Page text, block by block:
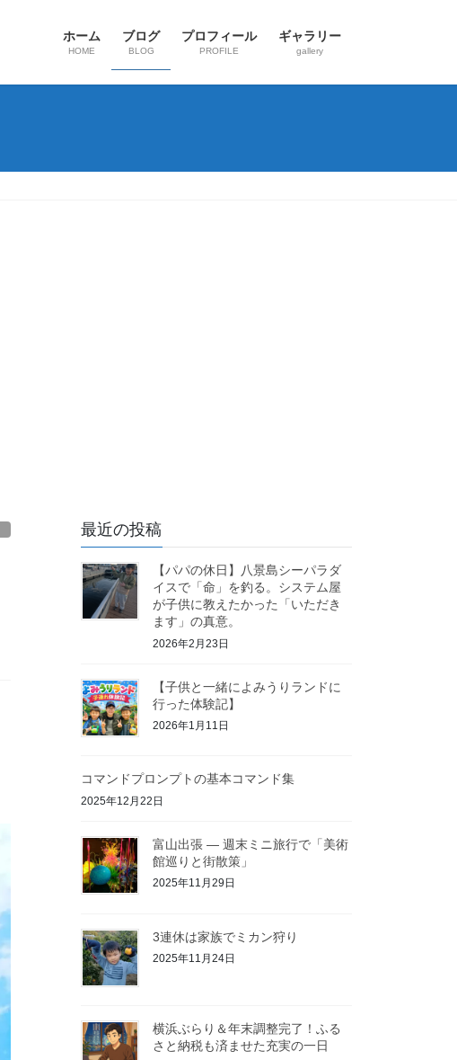
ホーム
HOME
ブログ
BLOG
プロフィール
PROFILE
ギャラリー
gallery
最近の投稿
【パパの休日】八景島シーパラダ
イスで「命」を釣る。システム屋
が子供に教えたかった「いただき
ます」の真意。
2026年2月23日
【子供と一緒によみうりランドに
行った体験記】
2026年1月11日
コマンドプロンプトの基本コマンド集
2025年12月22日
富山出張 — 週末ミニ旅行で「美術
館巡りと街散策」
2025年11月29日
3連休は家族でミカン狩り
2025年11月24日
横浜ぶらり＆年末調整完了！ふる
さと納税も済ませた充実の一日